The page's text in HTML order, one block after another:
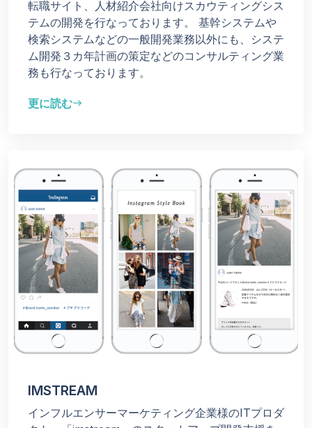
転職サイト、人材紹介会社向けスカウティングシス
テムの開発を行なっております。 基幹システムや
検索システムなどの一般開発業務以外にも、システ
ム開発３カ年計画の策定などのコンサルティング業
務も行なっております。
更に読むeast
IMSTREAM
インフルエンサーマーケティング企業様のITプロダ